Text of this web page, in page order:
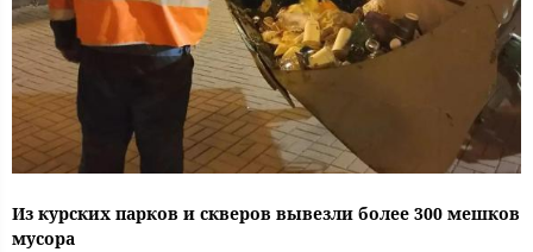
Из курских парков и скверов вывезли более 300 мешков
мусора